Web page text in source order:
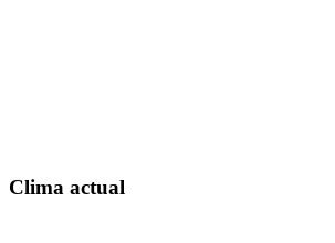
Clima actual